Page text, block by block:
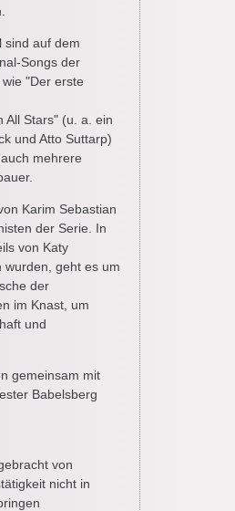
sind auf dem
Songs der
"Der erste
All Stars" (u. a. ein
und Atto Suttarp)
mehrere
Karim Sebastian
der Serie. In
von Katy
wurden, geht es um
der
im Knast, um
und
gemeinsam mit
Babelsberg
von
nicht in